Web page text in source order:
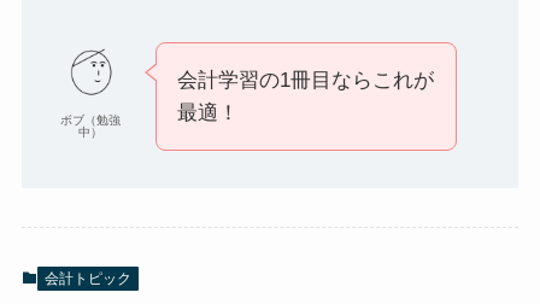
ボブ（勉強
中）
会計学習の1冊目ならこれが
最適！
会計トピック